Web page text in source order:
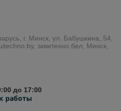
г. Минск, ул. Бабушкина, 54,
эквитехно.бел, Минск,
до 17:00
работы